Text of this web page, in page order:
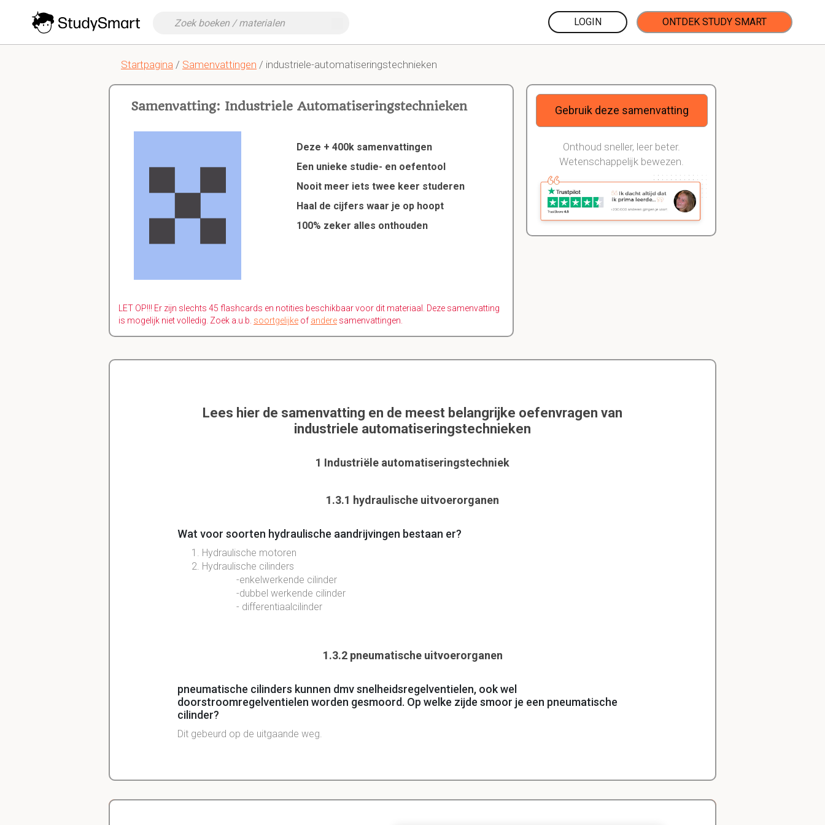
LOGIN ONTDEK STUDY SMART
Startpagina / Samenvattingen / industriele-automatiseringstechnieken
Samenvatting: Industriele Automatiseringstechnieken
Deze + 400k samenvattingen
Een unieke studie- en oefentool
Nooit meer iets twee keer studeren
Haal de cijfers waar je op hoopt
100% zeker alles onthouden
LET OP!!! Er zijn slechts 45 flashcards en notities beschikbaar voor dit materiaal. Deze samenvatting
is mogelijk niet volledig. Zoek a.u.b. soortgelijke of andere samenvattingen.
Gebruik deze samenvatting
Onthoud sneller, leer beter.
Wetenschappelijk bewezen.
Lees hier de samenvatting en de meest belangrijke oefenvragen van
industriele automatiseringstechnieken
1 Industriële automatiseringstechniek
1.3.1 hydraulische uitvoerorganen
Wat voor soorten hydraulische aandrijvingen bestaan er?
Hydraulische motoren
Hydraulische cilinders
-enkelwerkende cilinder
-dubbel werkende cilinder
- differentiaalcilinder
1.3.2 pneumatische uitvoerorganen
pneumatische cilinders kunnen dmv snelheidsregelventielen, ook wel
doorstroomregelventielen worden gesmoord. Op welke zijde smoor je een pneumatische
cilinder?
Dit gebeurd op de uitgaande weg.
1.3.3 elektrische aandrijftechniek